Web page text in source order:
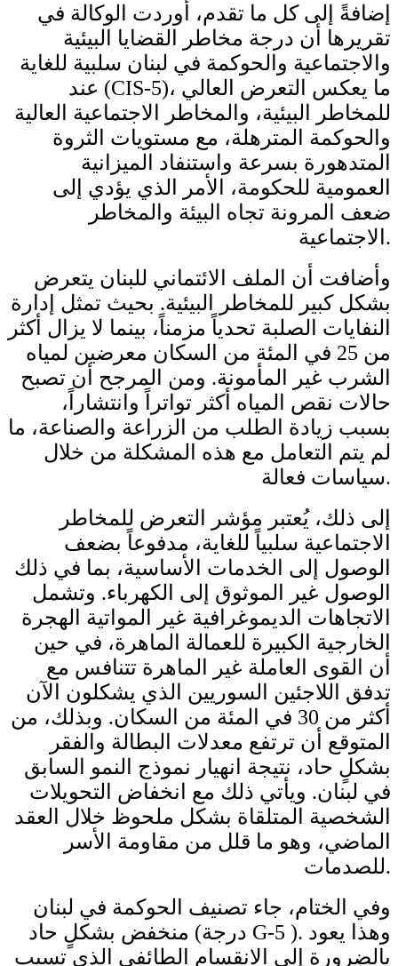
إضافةً إلى كل ما تقدم، أوردت الوكالة في
تقريرها أن درجة مخاطر القضايا البيئية
والاجتماعية والحوكمة في لبنان سلبية للغاية
عند (CIS-5)، ما يعكس التعرض العالي
للمخاطر البيئية، والمخاطر الاجتماعية العالية
والحوكمة المترهلة، مع مستويات الثروة
المتدهورة بسرعة واستنفاد الميزانية
العمومية للحكومة، الأمر الذي يؤدي إلى
ضعف المرونة تجاه البيئة والمخاطر
الاجتماعية.
وأضافت أن الملف الائتماني للبنان يتعرض
بشكل كبير للمخاطر البيئية. بحيث تمثل إدارة
النفايات الصلبة تحدياً مزمناً، بينما لا يزال أكثر
من 25 في المئة من السكان معرضين لمياه
الشرب غير المأمونة. ومن المرجح أن تصبح
حالات نقص المياه أكثر تواتراً وانتشاراً،
بسبب زيادة الطلب من الزراعة والصناعة، ما
لم يتم التعامل مع هذه المشكلة من خلال
سياسات فعالة.
إلى ذلك، يُعتبر مؤشر التعرض للمخاطر
الاجتماعية سلبياً للغاية، مدفوعاً بضعف
الوصول إلى الخدمات الأساسية، بما في ذلك
الوصول غير الموثوق إلى الكهرباء. وتشمل
الاتجاهات الديموغرافية غير المواتية الهجرة
الخارجية الكبيرة للعمالة الماهرة، في حين
أن القوى العاملة غير الماهرة تتنافس مع
تدفق اللاجئين السوريين الذي يشكلون الآن
أكثر من 30 في المئة من السكان. وبذلك، من
المتوقع أن ترتفع معدلات البطالة والفقر
بشكلٍ حاد، نتيجة انهيار نموذج النمو السابق
في لبنان. ويأتي ذلك مع انخفاض التحويلات
الشخصية المتلقاة بشكل ملحوظ خلال العقد
الماضي، وهو ما قلل من مقاومة الأسر
للصدمات.
وفي الختام، جاء تصنيف الحوكمة في لبنان
منخفض بشكلٍ حاد (درجة G-5 ). وهذا يعود
بالضرورة إلى الانقسام الطائفي الذي تسبب